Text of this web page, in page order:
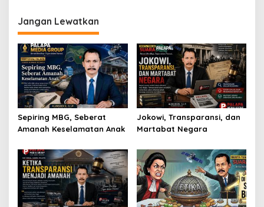
Jangan Lewatkan
Sepiring MBG, Seberat
Amanah Keselamatan Anak
Jokowi, Transparansi, dan
Martabat Negara